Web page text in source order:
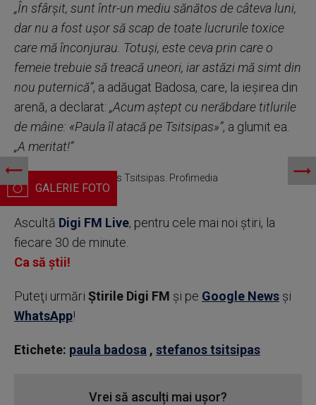
„În sfârşit, sunt într-un mediu sănătos de câteva luni,
dar nu a fost uşor să scap de toate lucrurile toxice
care mă înconjurau. Totuşi, este ceva prin care o
femeie trebuie să treacă uneori, iar astăzi mă simt din
nou puternică”, a adăugat Badosa, care, la ieşirea din
arenă, a declarat: „Acum aştept cu nerăbdare titlurile
de mâine: «Paula îl atacă pe Tsitsipas»”, a glumit ea.
„A meritat!”
Paula Badosa, Stefanos Tsitsipas. Profimedia
Ascultă Digi FM Live, pentru cele mai noi știri, la
fiecare 30 de minute.
Ca să știi!
Puteţi urmări Știrile Digi FM şi pe Google News şi
WhatsApp!
Etichete: paula badosa , stefanos tsitsipas
Vrei să asculți mai ușor?